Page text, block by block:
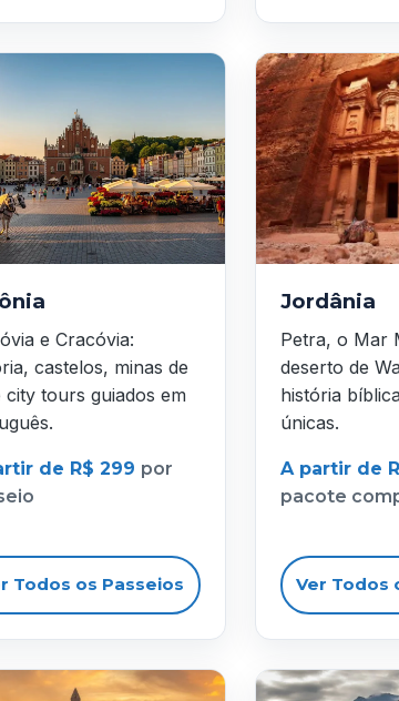
e Cracóvia:
castelos, minas de
city tours guiados em
de R$ 299 por
Todos os Passeios
Jordânia
Petra, o Mar
deserto de
história
únicas.
A partir de
pacote
Ver Todos